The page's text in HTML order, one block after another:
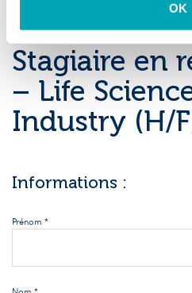
OK
Stagiaire en
– Life
Industry (H/
Informations :
Prénom *